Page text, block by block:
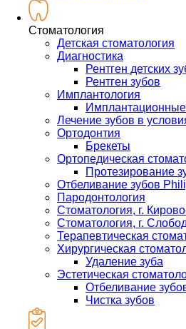
Стоматология
Детская стоматология
Диагностика
Рентген детских
Рентген зубов
Имплантология
Лечение зубов в
Ортодонтия
Брекеты
Ортопедическая
Протезирование
Отбеливание зубов
Пародонтология
Стоматология, г.
Стоматология, г.
Терапевтическая
Хирургическая
Удаление зуба
Эстетическая
Отбеливание
Чистка зубов